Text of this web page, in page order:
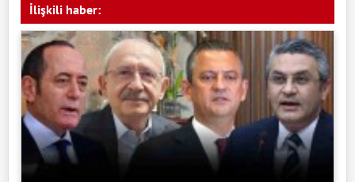
İlişkili haber: